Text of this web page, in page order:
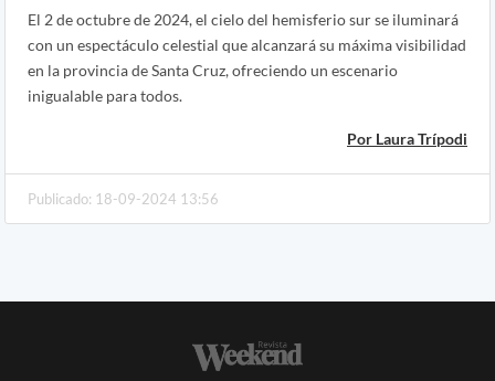
El 2 de octubre de 2024, el cielo del hemisferio sur se iluminará
con un espectáculo celestial que alcanzará su máxima visibilidad
en la provincia de Santa Cruz, ofreciendo un escenario
inigualable para todos.
Por Laura Trípodi
Publicado: 18-09-2024 13:56